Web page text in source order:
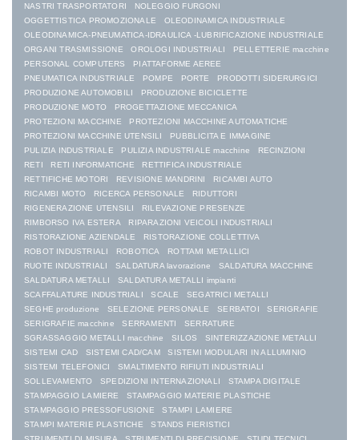
NASTRI TRASPORTATORI
NOLEGGIO FURGONI
OGGETTISTICA PROMOZIONALE
OLEODINAMICA INDUSTRIALE
OLEODINAMICA-PNEUMATICA-IDRAULICA -LUBRIFICAZIONE INDUSTRIALE
ORGANI TRASMISSIONE
OROLOGI INDUSTRIALI
PELLETTERIE macchine
PERSONAL COMPUTERS
PIATTAFORME AEREE
PNEUMATICA INDUSTRIALE
POMPE PORTE
PRODOTTI SIDERURGICI
PRODUZIONE AUTOMOBILI
PRODUZIONE BICICLETTE
PRODUZIONE MOTO
PROGETTAZIONE MECCANICA
PROTEZIONI MACCHINE
PROTEZIONI MACCHINE AUTOMATICHE
PROTEZIONI MACCHINE UTENSILI
PUBBLICITA E IMMAGINE
PULIZIA INDUSTRIALE
PULIZIA INDUSTRIALE macchine
RECINZIONI
RETI
RETI INFORMATICHE
RETTIFICA INDUSTRIALE
RETTIFICHE MOTORI
REVISIONE MANDRINI
RICAMBI AUTO
RICAMBI MOTO
RICERCA PERSONALE
RIDUTTORI
RIGENERAZIONE UTENSILI
RILEVAZIONE PRESENZE
RIMBORSO IVA ESTERA
RIPARAZIONI VEICOLI INDUSTRIALI
RISTORAZIONE AZIENDALE
RISTORAZIONE COLLETTIVA
ROBOT INDUSTRIALI
ROBOTICA
ROTTAMI METALLICI
RUOTE INDUSTRIALI
SALDATURA lavorazione
SALDATURA MACCHINE
SALDATURA METALLI
SALDATURA METALLI impianti
SCAFFALATURE INDUSTRIALI
SCALE
SEGATRICI METALLI
SEGHE produzione
SELEZIONE PERSONALE SERBATOI
SERIGRAFIE
SERIGRAFIE macchine
SERRAMENTI
SERRATURE
SGRASSAGGIO METALLI macchine
SILOS
SINTERIZZAZIONE METALLI
SISTEMI CAD
SISTEMI CAD/CAM
SISTEMI MODULARI IN ALLUMINIO
SISTEMI TELEFONICI
SMALTIMENTO RIFIUTI INDUSTRIALI
SOLLEVAMENTO
SPEDIZIONI INTERNAZIONALI
STAMPA DIGITALE
STAMPAGGIO LAMIERE
STAMPAGGIO MATERIE PLASTICHE
STAMPAGGIO PRESSOFUSIONE
STAMPI LAMIERE
STAMPI MATERIE PLASTICHE
STANDS FIERISTICI